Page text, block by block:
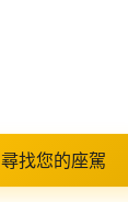
尋找您的座駕